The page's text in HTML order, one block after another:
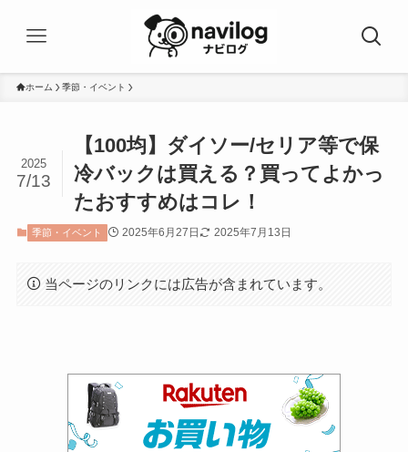
ホーム 季節・イベント
【100均】ダイソー/セリア等で保
冷バックは買える？買ってよかっ
たおすすめはコレ！
2025
7/13
季節・イベント 2025年6月27日 2025年7月13日
当ページのリンクには広告が含まれています。